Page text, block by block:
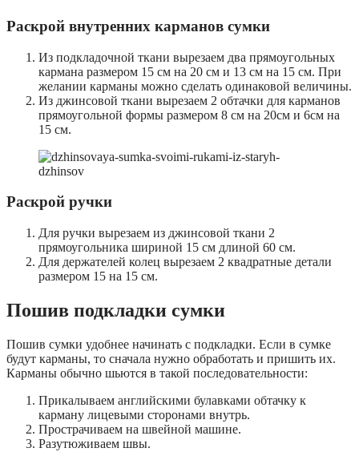
Раскрой внутренних карманов сумки
Из подкладочной ткани вырезаем два прямоугольных
кармана размером 15 см на 20 см и 13 см на 15 см. При
желании карманы можно сделать одинаковой величины.
Из джинсовой ткани вырезаем 2 обтачки для карманов
прямоугольной формы размером 8 см на 20см и 6см на
15 см.
Раскрой ручки
Для ручки вырезаем из джинсовой ткани 2
прямоугольника шириной 15 см длиной 60 см.
Для держателей колец вырезаем 2 квадратные детали
размером 15 на 15 см.
Пошив подкладки сумки
Пошив сумки удобнее начинать с подкладки. Если в сумке
будут карманы, то сначала нужно обработать и пришить их.
Карманы обычно шьются в такой последовательности:
Прикалываем английскими булавками обтачку к
карману лицевыми сторонами внутрь.
Прострачиваем на швейной машине.
Разутюживаем швы.